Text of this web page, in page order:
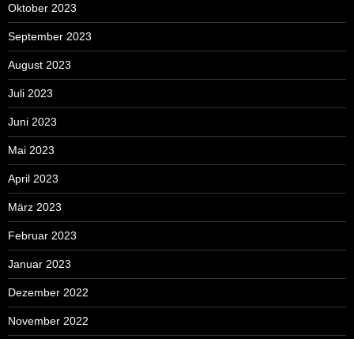
Oktober 2023
September 2023
August 2023
Juli 2023
Juni 2023
Mai 2023
April 2023
März 2023
Februar 2023
Januar 2023
Dezember 2022
November 2022